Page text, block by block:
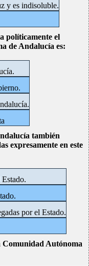
y es indisoluble.
políticamente el
de Andalucía es:
también
expresamente en este
por el Estado.
Comunidad Autónoma